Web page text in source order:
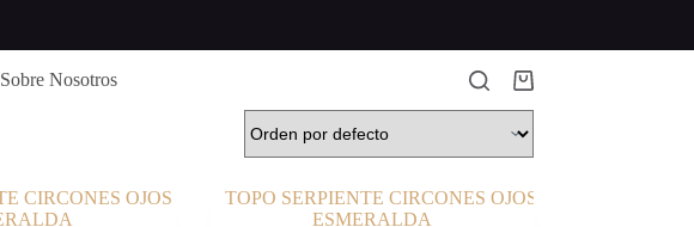
Sobre Nosotros
Carro
de
compra